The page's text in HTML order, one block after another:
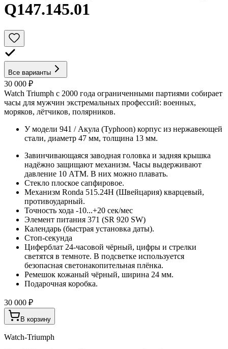
Q147.145.01
Все варианты
30 000 ₽
Watch Triumph с 2000 года ограниченными партиями собирает
часы для мужчин экстремальных профессий: военных,
моряков, лётчиков, полярников.
У модели 941 / Акула (Typhoon) корпус из нержавеющей
стали, диаметр 47 мм, толщина 13 мм.
Завинчивающаяся заводная головка и задняя крышка
надёжно защищают механизм. Часы выдерживают
давление 10 АТМ. В них можно плавать.
Стекло плоское сапфировое.
Механизм Ronda 515.24H (Швейцария) кварцевый,
противоударный.
Точность хода -10...+20 сек/мес
Элемент питания 371 (SR 920 SW)
Календарь (быстрая установка даты).
Стоп-секунда
Циферблат 24-часовой чёрный, цифры и стрелки
светятся в темноте. В подсветке используется
безопасная светонакопительная плёнка.
Ремешок кожаный чёрный, ширина 24 мм.
Подарочная коробка.
30 000 ₽
В корзину
Watch-Triumph